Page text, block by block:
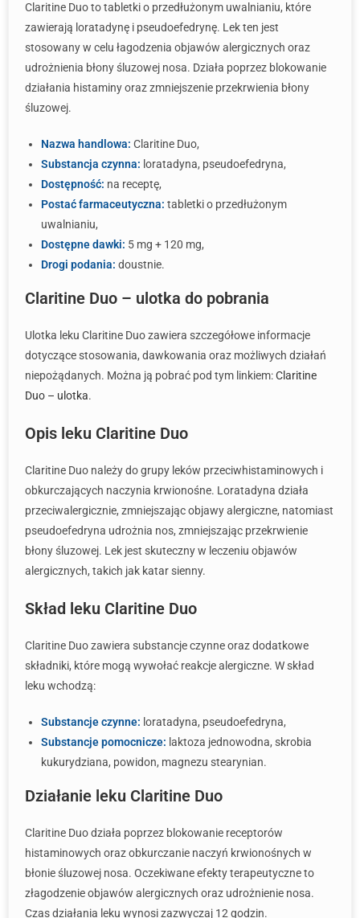
Claritine Duo to tabletki o przedłużonym uwalnianiu, które
zawierają loratadynę i pseudoefedrynę. Lek ten jest
stosowany w celu łagodzenia objawów alergicznych oraz
udrożnienia błony śluzowej nosa. Działa poprzez blokowanie
działania histaminy oraz zmniejszenie przekrwienia błony
śluzowej.
Nazwa handlowa: Claritine Duo,
Substancja czynna: loratadyna, pseudoefedryna,
Dostępność: na receptę,
Postać farmaceutyczna: tabletki o przedłużonym
uwalnianiu,
Dostępne dawki: 5 mg + 120 mg,
Drogi podania: doustnie.
Claritine Duo – ulotka do pobrania
Ulotka leku Claritine Duo zawiera szczegółowe informacje
dotyczące stosowania, dawkowania oraz możliwych działań
niepożądanych. Można ją pobrać pod tym linkiem:Claritine
Duo – ulotka.
Opis leku Claritine Duo
Claritine Duo należy do grupy leków przeciwhistaminowych i
obkurczających naczynia krwionośne. Loratadyna działa
przeciwalergicznie, zmniejszając objawy alergiczne, natomiast
pseudoefedryna udrożnia nos, zmniejszając przekrwienie
błony śluzowej. Lek jest skuteczny w leczeniu objawów
alergicznych, takich jak katar sienny.
Skład leku Claritine Duo
Claritine Duo zawiera substancje czynne oraz dodatkowe
składniki, które mogą wywołać reakcje alergiczne. W skład
leku wchodzą:
Substancje czynne: loratadyna, pseudoefedryna,
Substancje pomocnicze: laktoza jednowodna, skrobia
kukurydziana, powidon, magnezu stearynian.
Działanie leku Claritine Duo
Claritine Duo działa poprzez blokowanie receptorów
histaminowych oraz obkurczanie naczyń krwionośnych w
błonie śluzowej nosa. Oczekiwane efekty terapeutyczne to
złagodzenie objawów alergicznych oraz udrożnienie nosa.
Czas działania leku wynosi zazwyczaj 12 godzin.